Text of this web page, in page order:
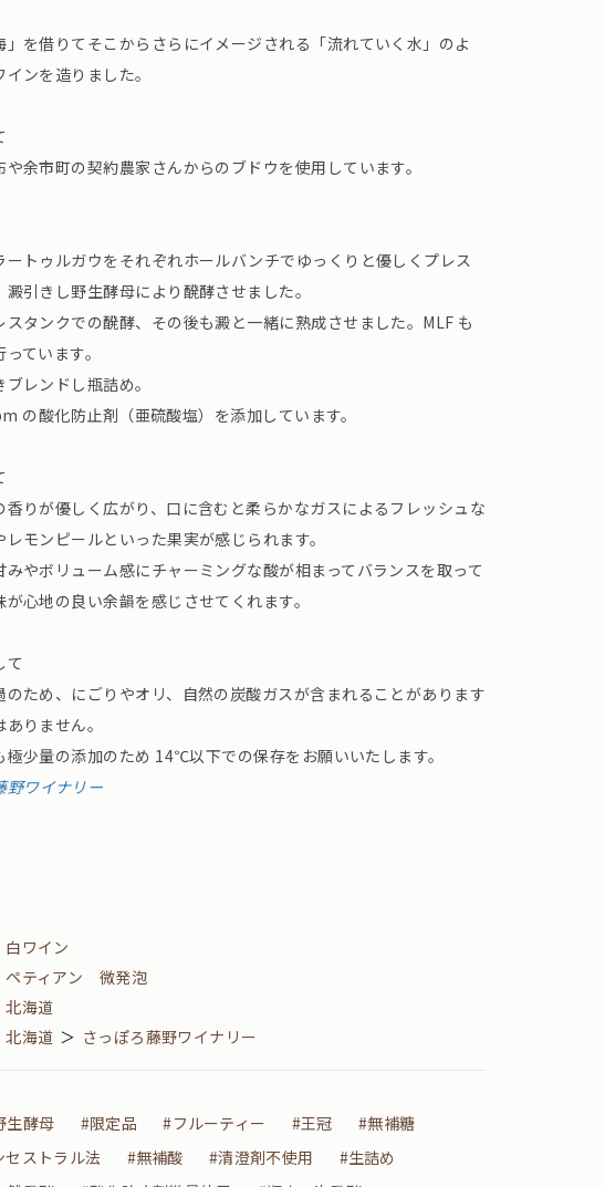
」を借りてそこからさらにイメージされる「流れていく水」のよ
ンを造りました。
余市町の契約農家さんからのブドウを使用しています。
ートゥルガウをそれぞれホールバンチでゆっくりと優しくプレス
澱引きし野生酵母により醗酵させました。
スタンクでの醗酵、その後も澱と一緒に熟成させました。MLF も
ています。
レンドし瓶詰め。
の酸化防止剤（亜硫酸塩）を添加しています。
香りが優しく広がり、口に含むと柔らかなガスによるフレッシュな
モンピールといった果実が感じられます。
みやボリューム感にチャーミングな酸が相まってバランスを取って
心地の良い余韻を感じさせてくれます。
て
のため、にごりやオリ、自然の炭酸ガスが含まれることがあります
りません。
極少量の添加のため 14℃以下での保存をお願いいたします。
野ワイナリー
白ワイン
ペティアン 微発泡
北海道
北海道 ＞ さっぽろ藤野ワイナリー
生酵母 #限定品 #フルーティー #王冠
#無補糖
セストラル法 #無補酸 #清澄剤不使用
#生詰め